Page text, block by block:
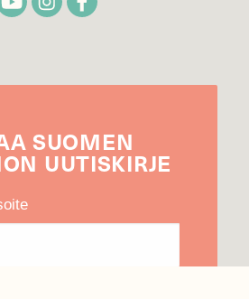
SUOMEN
UUTIS­KIRJE